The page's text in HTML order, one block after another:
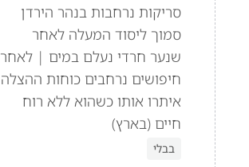
סריקות נרחבות בנהר הירדן
סמוך ליסוד המעלה לאחר
שנער חרדי נעלם במים | לאחר
חיפושים נרחבים כוחות ההצלה
איתרו אותו כשהוא ללא רוח
חיים (בארץ)
בבלי